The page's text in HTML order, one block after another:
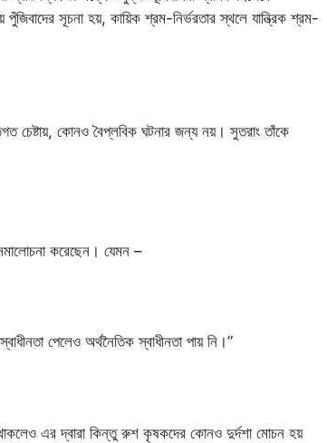
সূচনা হয়, কায়িক শ্রম-নির্ভরতার স্থলে যান্ত্রিক শ্রম-
চেষ্টায়, কোনও বৈপ্লবিক ঘটনার জন্য নয়। সুতরাং তাঁকে
করেছেন। যেমন –
পেলেও অর্থনৈতিক স্বাধীনতা পায় নি।”
এর দ্বারা কিন্তু রুশ কৃষকদের কোনও দুর্দশা মোচন হয়